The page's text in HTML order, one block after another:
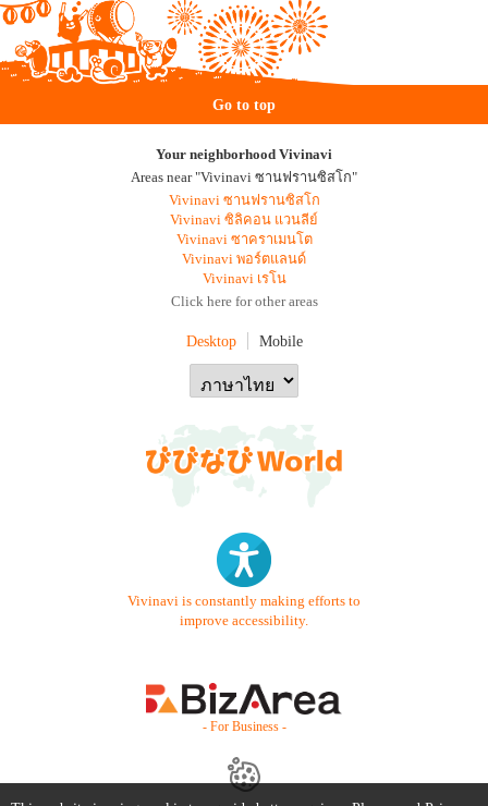
Go to top
Your neighborhood Vivinavi
Areas near "Vivinavi ซานฟรานซิสโก"
Vivinavi ซานฟรานซิสโก
Vivinavi ซิลิคอน แวนลีย์
Vivinavi ซาคราเมนโต
Vivinavi พอร์ตแลนด์
Vivinavi เรโน
Click here for other areas
Desktop Mobile
Vivinavi is constantly making efforts to
improve accessibility.
- For Business -